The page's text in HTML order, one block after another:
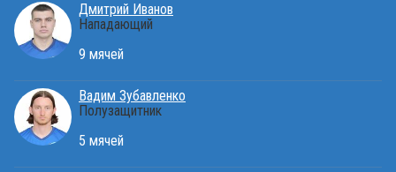
Дмитрий Иванов
Нападающий
9 мячей
Вадим Зубавленко
Полузащитник
5 мячей